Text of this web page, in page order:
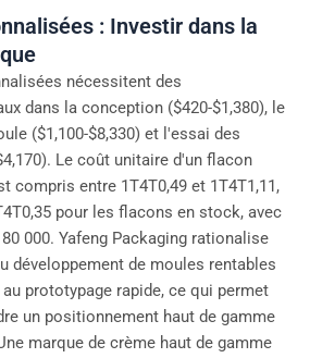
: Investir dans la
nécessitent des
dans la conception ($420-$1,380), le
($1,100-$8,330) et l'essai des
Le coût unitaire d'un flacon
compris entre 1T4T0,49 et 1T4T1,11,
pour les flacons en stock, avec
000. Yafeng Packaging rationalise
développement de moules rentables
prototypage rapide, ce qui permet
un positionnement haut de gamme
marque de crème haut de gamme